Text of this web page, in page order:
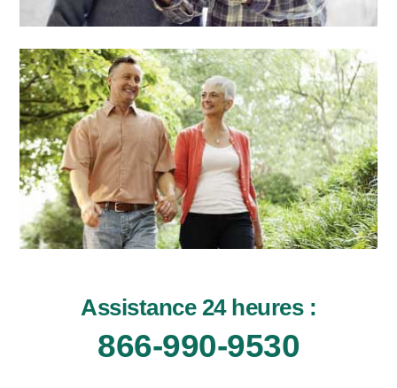
Assistance 24 heures :
866-990-9530